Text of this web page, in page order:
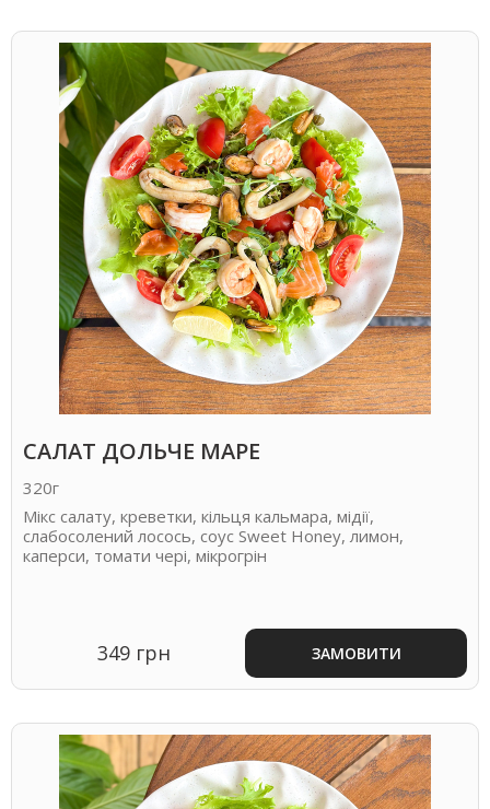
САЛАТ ДОЛЬЧЕ МАРЕ
320г
Мікс салату, креветки, кільця кальмара, мідії,
слабосолений лосось, соус Sweet Honey, лимон,
каперси, томати чері, мікрогрін
349 грн ЗАМОВИТИ